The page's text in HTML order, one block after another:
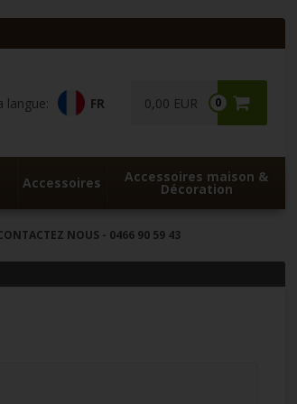
langue: FR 0
0,00 EUR
Accessoires Accessoires maison &
Décoration
NOUS - 0466 90 59 43